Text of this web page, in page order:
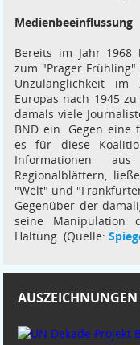
Medienbeeinflussung
Bereits im Jahr
zum "Prager
Unzulänglichkeit
Europas nach 1945
damals viele
BND ein. Gegen eine
es für diese
Informationen
Regionalblättern,
"Welt" und
Gegenüber der
seine Manipulation
Haltung. (Quelle:
AUSZEICHNUNGEN